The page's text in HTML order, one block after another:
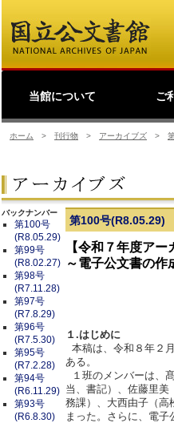
当館について
館長挨拶
事業理念
公文書館概要
業務・活動
歴史公
ら利用
館主催
調査・
研修・
議
国際交流
ご
利用規則
閲覧室
写しの
貸出し
取材の
よくあ
ショップ
友の会
ホーム > 刊行物 > アーカイブズ >
第100号(R8.05.29)
【令和７年度ア
～電子公文書の作
１.はじめに
本稿は、令和８年２
ある。
１班のメンバーは、
当、書記）、佐藤里
務課）、大西由子（高
まった。さらに、電
バックナンバー
第100号
(R8.05.29)
第99号
(R8.02.27)
第98号
(R7.11.28)
第97号
(R7.8.29)
第96号
(R7.5.30)
第95号
(R7.2.28)
第94号
(R6.11.29)
第93号
(R6.8.30)